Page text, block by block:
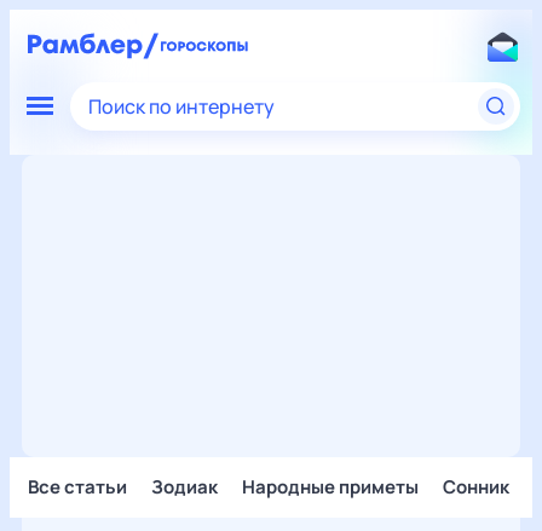
Поиск по интернету
Все статьи Зодиак Народные приметы Сонник